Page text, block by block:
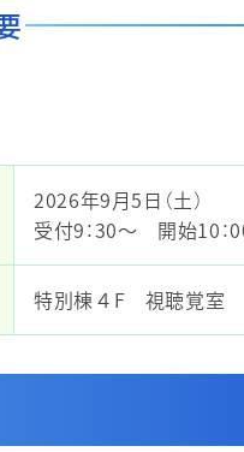
2026年9月5日（土）
受付9：30～ 開始10：
特別棟４F 視聴覚室